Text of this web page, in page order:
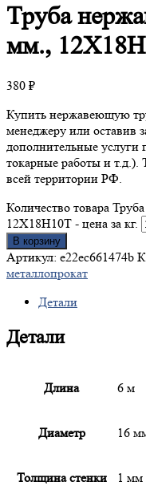
Труба
мм.,
380 ₽
Купить нержавеющую
менеджеру или оставив
дополнительные услуги
токарные работы и т.д.).
всей территории РФ.
Количество товара
12Х18Н10Т - цена за кг.
В корзину
Артикул: e22ec661474b
металлопрокат
Детали
Детали
Длина 6 м
Диаметр 16
Толщина стенки 1 мм